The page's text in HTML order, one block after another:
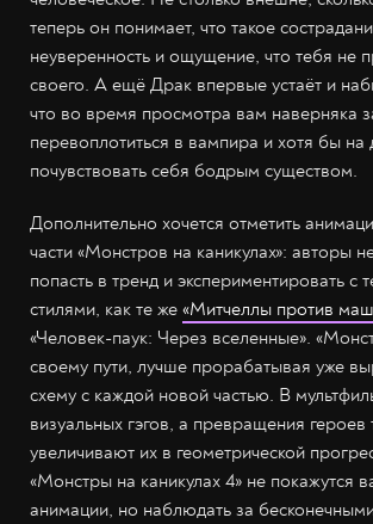
теперь он понимает, что такое
неуверенность и ощущение, что тебя не
своего. А ещё Драк впервые устаёт и
что во время просмотра вам наверняка
перевоплотиться в вампира и хотя бы на
почувствовать себя бодрым существом.
Дополнительно хочется отметить
части «Монстров на каникулах»: авторы
попасть в тренд и экспериментировать с
стилями, как те же «Митчеллы против
«Человек-паук: Через вселенные».
своему пути, лучше прорабатывая уже
схему с каждой новой частью. В
визуальных гэгов, а превращения героев
увеличивают их в геометрической
«Монстры на каникулах 4» не покажутся
анимации, но наблюдать за